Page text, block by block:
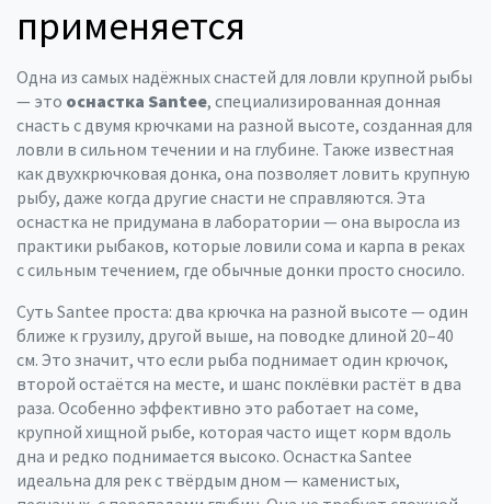
применяется
Одна из самых надёжных снастей для ловли крупной рыбы
— это оснастка Santee, специализированная донная
снасть с двумя крючками на разной высоте, созданная для
ловли в сильном течении и на глубине. Также известная
какдвухкрючковая донка, она позволяет ловить крупную
рыбу, даже когда другие снасти не справляются. Эта
оснастка не придумана в лаборатории — она выросла из
практики рыбаков, которые ловили сома и карпа в реках
с сильным течением, где обычные донки просто сносило.
Суть Santee проста: два крючка на разной высоте — один
ближе к грузилу, другой выше, на поводке длиной 20–40
см. Это значит, что если рыба поднимает один крючок,
второй остаётся на месте, и шанс поклёвки растёт в два
раза. Особенно эффективно это работает на соме,
крупной хищной рыбе, которая часто ищет корм вдоль
дна и редко поднимается высоко. Оснастка Santee
идеальна для рек с твёрдым дном — каменистых,